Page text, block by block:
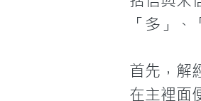
「多」、
首先，解
在主裡面